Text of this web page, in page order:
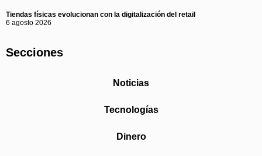
Tiendas físicas evolucionan con la digitalización del retail
6 agosto 2026
Secciones
Noticias
Tecnologías
Dinero